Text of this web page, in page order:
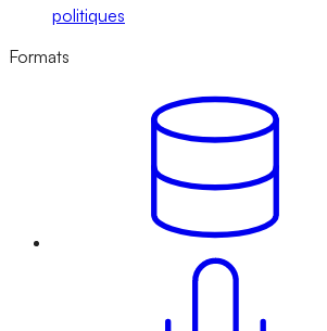
politiques
Formats